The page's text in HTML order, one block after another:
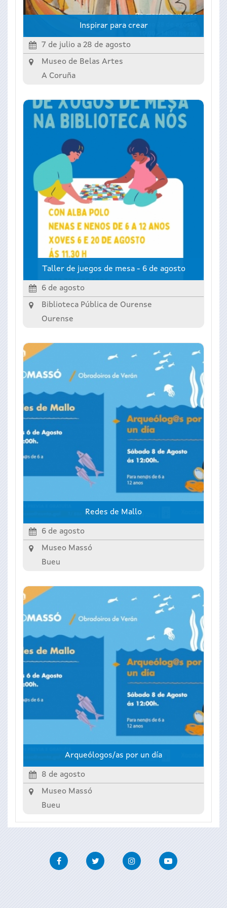
Inspirar para crear
7 de julio a 28 de agosto
Museo de Belas Artes
A Coruña
Taller de juegos de mesa - 6 de agosto
6 de agosto
Biblioteca Pública de Ourense
Ourense
Redes de Mallo
6 de agosto
Museo Massó
Bueu
Arqueólogos/as por un día
8 de agosto
Museo Massó
Bueu
FacebookTwitter InstagramYoutube